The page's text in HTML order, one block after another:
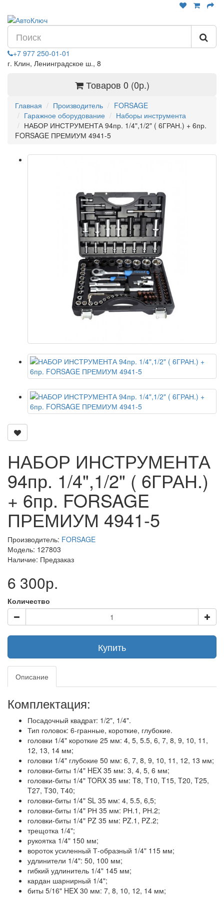
+7 977 250-01-01
г. Клин, Ленинградское ш., 8
Товаров 0 (0р.)
Главная Производитель
FORSAGE
Гаражное оборудование
Наборы инструмента
НАБОР ИНСТРУМЕНТА 94пр. 1/4",1/2" ( 6ГРАН.) + 6пр.
FORSAGE ПРЕМИУМ 4941-5
НАБОР ИНСТРУМЕНТА
94пр. 1/4",1/2" ( 6ГРАН.)
+ 6пр. FORSAGE
ПРЕМИУМ 4941-5
Производитель: FORSAGE
Модель: 127803
Наличие: Предзаказ
6 300р.
Количество
Купить
Описание
Комплектация:
Посадочный квадрат: 1/2", 1/4".
Тип головок: 6-гранные, короткие, глубокие.
головки 1/4" короткие 25 мм: 4, 5, 5.5, 6, 7, 8, 9, 10, 11,
12, 13, 14 мм;
головки 1/4" глубокие 50 мм: 6, 7, 8, 9, 10, 11, 12, 13 мм;
головки-биты 1/4" HEX 35 мм: 3, 4, 5, 6 мм;
головки-биты 1/4" TORX 35 мм: T8, T10, T15, T20, T25,
T27, T30, Т40;
головки-биты 1/4" SL 35 мм: 4, 5.5, 6,5;
головки-биты 1/4" РН 35 мм: РН.1, РН.2;
головки-биты 1/4" PZ 35 мм: PZ.1, PZ.2;
трещотка 1/4";
рукоятка 1/4" 150 мм;
вороток усиленный Т-образный 1/4" 115 мм;
удлинители 1/4": 50, 100 мм;
гибкий удлинитель 1/4" 145 мм;
кардан шарнирный 1/4";
биты 5/16" HEX 30 мм: 7, 8, 10, 12, 14 мм;